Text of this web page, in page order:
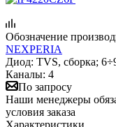
Обозначение
NEXPERIA
Диод: TVS, сборка;
Каналы: 4
По запросу
Наши менеджеры
условия заказа
Характеристики